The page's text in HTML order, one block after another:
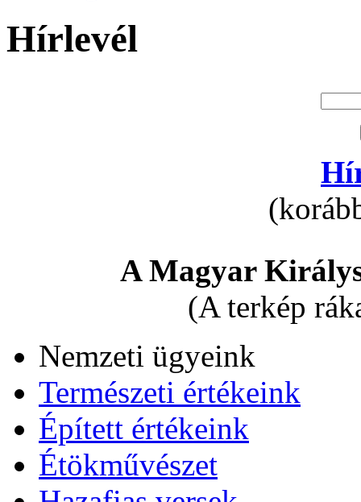
Hírlevél
A Magyar
(A terkép
Nemzeti ügyeink
Természeti értékeink
Épített értékeink
Étökművészet